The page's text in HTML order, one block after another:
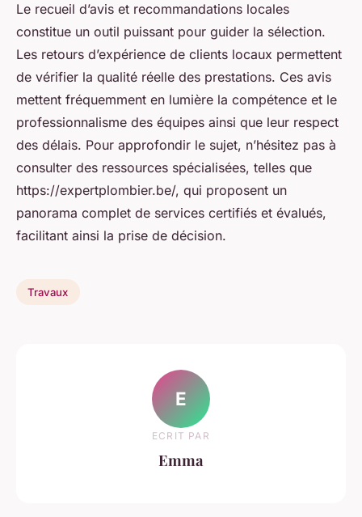
Le recueil d’avis et recommandations locales
constitue un outil puissant pour guider la sélection.
Les retours d’expérience de clients locaux permettent
de vérifier la qualité réelle des prestations. Ces avis
mettent fréquemment en lumière la compétence et le
professionnalisme des équipes ainsi que leur respect
des délais. Pour approfondir le sujet, n’hésitez pas à
consulter des ressources spécialisées, telles que
https://expertplombier.be/, qui proposent un
panorama complet de services certifiés et évalués,
facilitant ainsi la prise de décision.
Travaux
E
ECRIT PAR
Emma